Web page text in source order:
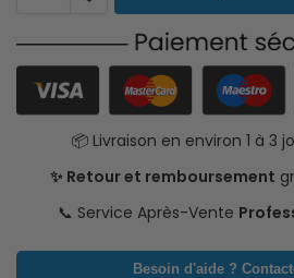
📦 Livraison en environ 1 à 3
✨ Retour et remboursement
📞 Service Après-Vente
Besoin d'aide ?